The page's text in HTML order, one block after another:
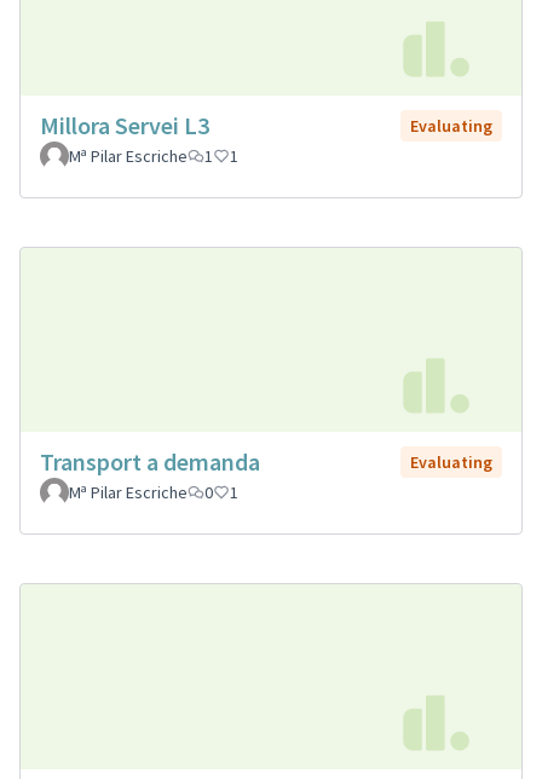
Millora Servei L3
Evaluating
Mª Pilar Escriche
1 1
Transport a demanda
Evaluating
Mª Pilar Escriche
0 1